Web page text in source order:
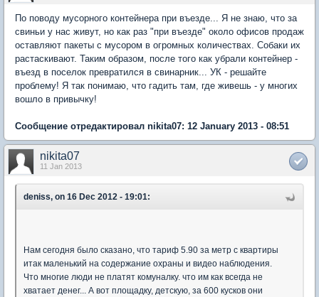
По поводу мусорного контейнера при въезде... Я не знаю, что за
свиньи у нас живут, но как раз "при въезде" около офисов продаж
оставляют пакеты с мусором в огромных количествах. Собаки их
растаскивают. Таким образом, после того как убрали контейнер -
въезд в поселок превратился в свинарник... УК - решайте
проблему! Я так понимаю, что гадить там, где живешь - у многих
вошло в привычку!
Сообщение отредактировал nikita07: 12 January 2013 - 08:51
nikita07
11 Jan 2013
deniss, on 16 Dec 2012 - 19:01:
Нам сегодня было сказано, что тариф 5.90 за метр с квартиры
итак маленький на содержание охраны и видео наблюдения.
Что многие люди не платят комуналку. что им как всегда не
хватает денег... А вот площадку, детскую, за 600 кусков они